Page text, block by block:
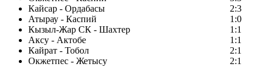
Кайсар - Ордабасы
2:3
Атырау - Каспий
1:0
Кызыл-Жар СК - Шахтер
1:1
Аксу - Актобе
1:1
Кайрат - Тобол
2:1
Окжетпес - Жетысу
2:1